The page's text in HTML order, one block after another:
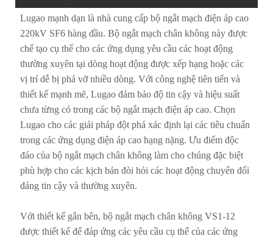
Lugao mạnh dạn là nhà cung cấp bộ ngắt mạch điện áp cao
220kV SF6 hàng đầu. Bộ ngắt mạch chân không này được
chế tạo cụ thể cho các ứng dụng yêu cầu các hoạt động
thường xuyên tại dòng hoạt động được xếp hạng hoặc các
vị trí dễ bị phá vỡ nhiều dòng. Với công nghệ tiên tiến và
thiết kế mạnh mẽ, Lugao đảm bảo độ tin cậy và hiệu suất
chưa từng có trong các bộ ngắt mạch điện áp cao. Chọn
Lugao cho các giải pháp đột phá xác định lại các tiêu chuẩn
trong các ứng dụng điện áp cao hạng nặng. Ưu điểm độc
đáo của bộ ngắt mạch chân không làm cho chúng đặc biệt
phù hợp cho các kịch bản đòi hỏi các hoạt động chuyển đổi
đáng tin cậy và thường xuyên.
Với thiết kế gắn bên, bộ ngắt mạch chân không VS1-12
được thiết kế để đáp ứng các yêu cầu cụ thể của các ứng